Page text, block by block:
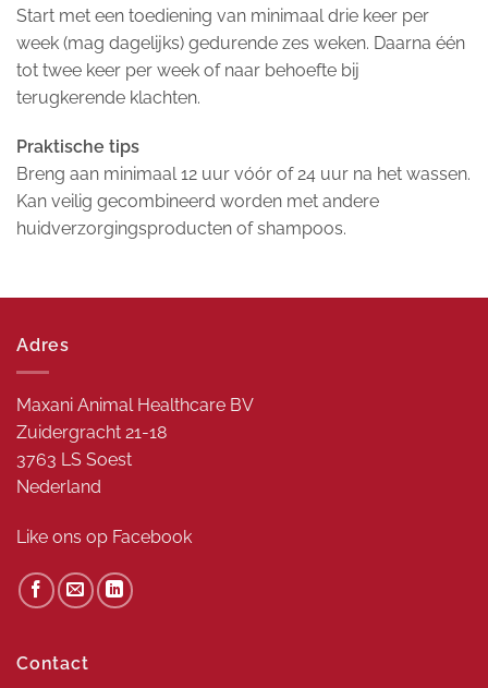
Start met een toediening van minimaal drie keer per
week (mag dagelijks) gedurende zes weken. Daarna één
tot twee keer per week of naar behoefte bij
terugkerende klachten.
Praktische tips
Breng aan minimaal 12 uur vóór of 24 uur na het wassen.
Kan veilig gecombineerd worden met andere
huidverzorgingsproducten of shampoos.
Adres
Maxani Animal Healthcare BV
Zuidergracht 21-18
3763 LS Soest
Nederland
Like ons op Facebook
Contact